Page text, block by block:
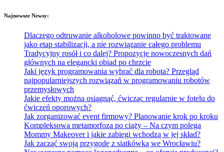
Najnowsze Newsy:
Dlaczego odtruwanie alkoholowe powinno być traktowane
jako etap stabilizacji, a nie rozwiązanie całego problemu
Tradycyjny rosół i co dalej? Propozycje nowoczesnych dań
głównych na elegancki obiad po chrzcie
Jaki język programowania wybrać dla robota? Przegląd
najpopularniejszych rozwiązań w programowaniu robotów
przemysłowych
Jakie efekty można osiągnąć, ćwicząc regularnie w fotelu do
ćwiczeń oporowych?
Jak zorganizować event firmowy? Planowanie krok po kroku
Kompleksowa metamorfoza po ciąży – Na czym polega
Mommy Makeover i jakie zabiegi wchodzą w jej skład?
Jak zacząć swoją przygodę z siatkówką we Wrocławiu?